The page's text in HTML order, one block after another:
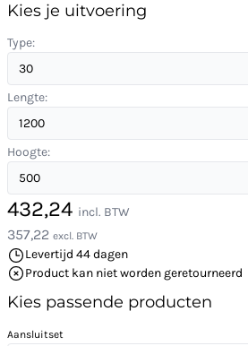
Kies je uitvoering
Type:
Lengte:
Hoogte:
432,24 incl. BTW
357,22 excl. BTW
Levertijd 44 dagen
Product kan niet worden geretourneerd
Kies passende producten
Aansluitset